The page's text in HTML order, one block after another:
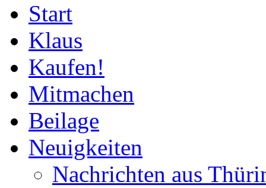
Start
Klaus
Kaufen!
Mitmachen
Beilage
Neuigkeiten
Nachrichten aus